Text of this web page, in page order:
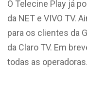
O Telecine Play já
da NET e VIVO TV.
para os clientes da
da Claro TV. Em
todas as operadoras.